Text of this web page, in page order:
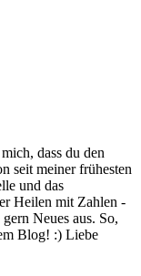
dass du den
seit meiner frühesten
und das
Heilen mit Zahlen -
Neues aus. So,
Blog! :) Liebe